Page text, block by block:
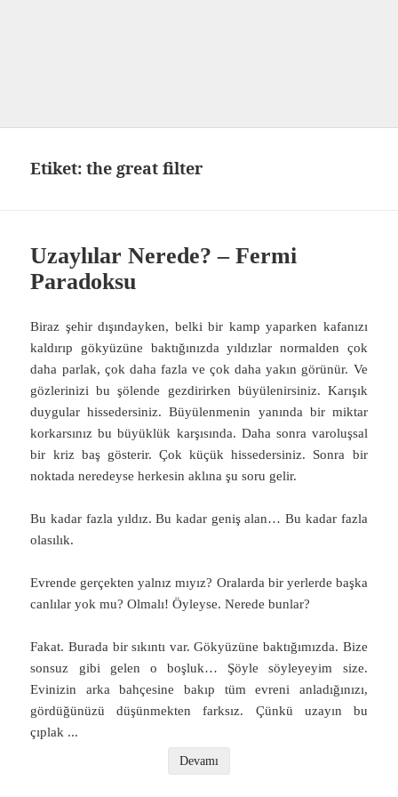
Etiket:the great filter
Uzaylılar Nerede? – Fermi
Paradoksu
Biraz şehir dışındayken, belki bir kamp yaparken kafanızı
kaldırıp gökyüzüne baktığınızda yıldızlar normalden çok
daha parlak, çok daha fazla ve çok daha yakın görünür. Ve
gözlerinizi bu şölende gezdirirken büyülenirsiniz. Karışık
duygular hissedersiniz. Büyülenmenin yanında bir miktar
korkarsınız bu büyüklük karşısında. Daha sonra varoluşsal
bir kriz baş gösterir. Çok küçük hissedersiniz. Sonra bir
noktada neredeyse herkesin aklına şu soru gelir.
Bu kadar fazla yıldız. Bu kadar geniş alan… Bu kadar fazla
olasılık.
Evrende gerçekten yalnız mıyız? Oralarda bir yerlerde başka
canlılar yok mu? Olmalı! Öyleyse. Nerede bunlar?
Fakat. Burada bir sıkıntı var. Gökyüzüne baktığımızda. Bize
sonsuz gibi gelen o boşluk… Şöyle söyleyeyim size.
Evinizin arka bahçesine bakıp tüm evreni anladığınızı,
gördüğünüzü düşünmekten farksız. Çünkü uzayın bu
çıplak ...
Devamı